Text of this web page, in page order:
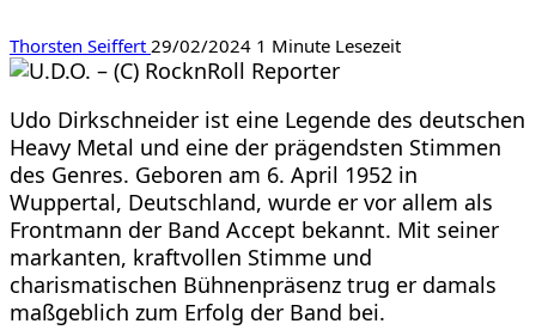
Thorsten Seiffert 29/02/2024 1 Minute Lesezeit
Udo Dirkschneider ist eine Legende des deutschen
Heavy Metal und eine der prägendsten Stimmen
des Genres. Geboren am 6. April 1952 in
Wuppertal, Deutschland, wurde er vor allem als
Frontmann der Band Accept bekannt. Mit seiner
markanten, kraftvollen Stimme und
charismatischen Bühnenpräsenz trug er damals
maßgeblich zum Erfolg der Band bei.